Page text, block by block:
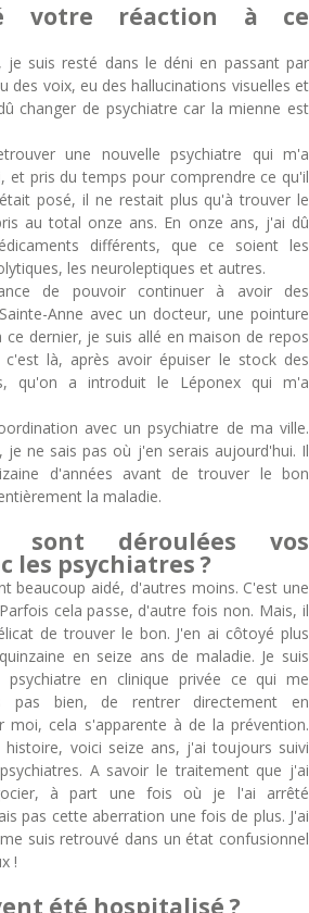
votre réaction à ce
je suis resté dans le déni en passant par
des voix, eu des hallucinations visuelles et
changer de psychiatre car la mienne est
une nouvelle psychiatre qui m'a
et pris du temps pour comprendre ce qu'il
posé, il ne restait plus qu'à trouver le
au total onze ans. En onze ans, j'ai dû
différents, que ce soient les
les neuroleptiques et autres.
de pouvoir continuer à avoir des
Anne avec un docteur, une pointure
ce dernier, je suis allé en maison de repos
là, après avoir épuiser le stock des
qu'on a introduit le Léponex qui m'a
avec un psychiatre de ma ville.
je ne sais pas où j'en serais aujourd'hui. Il
d'années avant de trouver le bon
la maladie.
sont déroulées vos
les psychiatres ?
beaucoup aidé, d'autres moins. C'est une
cela passe, d'autre fois non. Mais, il
de trouver le bon. J'en ai côtoyé plus
en seize ans de maladie. Je suis
psychiatre en clinique privée ce qui me
bien, de rentrer directement en
moi, cela s'apparente à de la prévention.
voici seize ans, j'ai toujours suivi
A savoir le traitement que j'ai
à part une fois où je l'ai arrêté
pas cette aberration une fois de plus. J'ai
suis retrouvé dans un état confusionnel
!
été hospitalisé ?